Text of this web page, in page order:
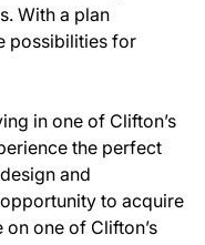
With a plan
possibilities for
in one of Clifton’s
the perfect
and
to acquire
one of Clifton’s